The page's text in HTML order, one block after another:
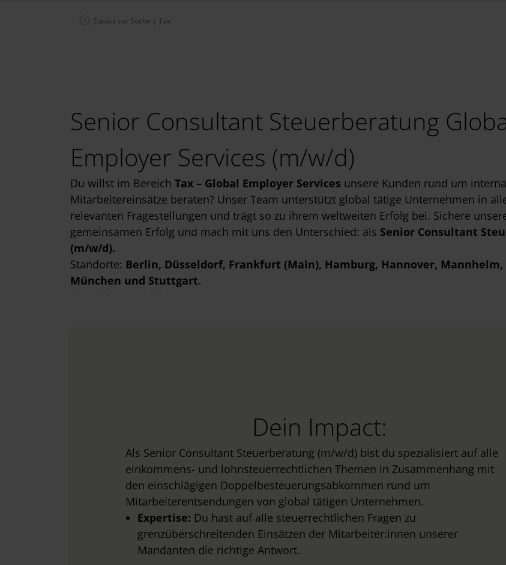
Zurück zur Suche | Tax
Senior Consultant Steuerberatung
Employer Services (m/w/d)
Du willst im Bereich Tax – Global Employer Services unsere Kunden rund um
Mitarbeitereinsätze beraten? Unser Team unterstützt global tätige Unternehmen in
relevanten Fragestellungen und trägt so zu ihrem weltweiten Erfolg bei. Sichere
gemeinsamen Erfolg und mach mit uns den Unterschied: als Senior Consultant
(m/w/d).
Standorte: Berlin, Düsseldorf, Frankfurt (Main), Hamburg, Hannover, Mannheim,
München und Stuttgart.
Dein Impact:
Als Senior Consultant Steuerberatung (m/w/d) bist du spezialisiert auf alle
einkommens- und lohnsteuerrechtlichen Themen in Zusammenhang mit
den einschlägigen Doppelbesteuerungsabkommen rund um
Mitarbeiterentsendungen von global tätigen Unternehmen.
Expertise: Du hast auf alle steuerrechtlichen Fragen zu
grenzüberschreitenden Einsätzen der Mitarbeiter:innen unserer
Mandanten die richtige Antwort.